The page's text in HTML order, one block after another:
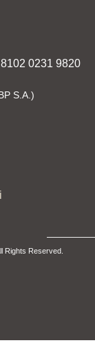
0231 9820
S.A.)
Rights Reserved.